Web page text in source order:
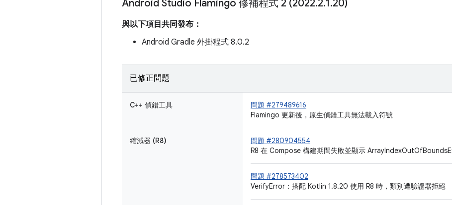
Android Studio Flamingo 修補程式 2 (2022.2.1.20)
與以下項目共同發布：
Android Gradle 外掛程式 8.0.2
已修正問題
C++ 偵錯工具
問題 #279489616
Flamingo 更新後，原生偵錯工具無法載入符號
縮減器 (R8)
問題 #280904554
R8 在 Compose 構建期間失敗並顯示
問題 #278573402
VerifyError：搭配 Kotlin 1.8.20 使用 R8 時，類別遭驗證器拒絕